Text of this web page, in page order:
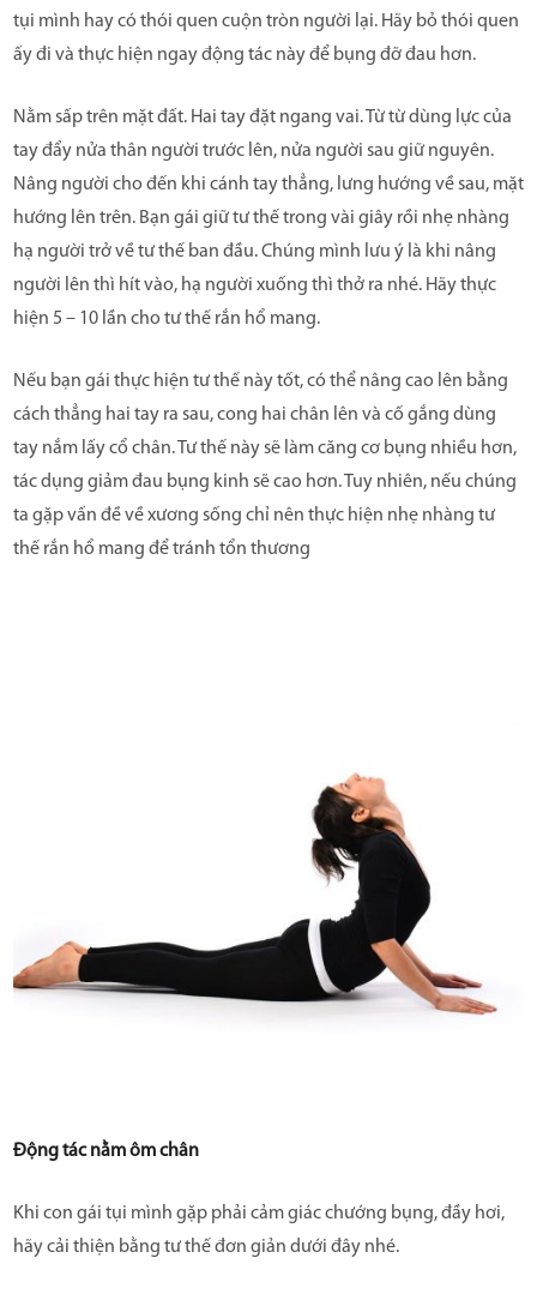
tụi mình hay có thói quen cuộn tròn người lại. Hãy bỏ thói quen
ấy đi và thực hiện ngay động tác này để bụng đỡ đau hơn.
Nằm sấp trên mặt đất. Hai tay đặt ngang vai. Từ từ dùng lực của
tay đẩy nửa thân người trước lên, nửa người sau giữ nguyên.
Nâng người cho đến khi cánh tay thẳng, lưng hướng về sau, mặt
hướng lên trên. Bạn gái giữ tư thế trong vài giây rồi nhẹ nhàng
hạ người trở về tư thế ban đầu. Chúng mình lưu ý là khi nâng
người lên thì hít vào, hạ người xuống thì thở ra nhé. Hãy thực
hiện 5 – 10 lần cho tư thế rắn hổ mang.
Nếu bạn gái thực hiện tư thế này tốt, có thể nâng cao lên bằng
cách thẳng hai tay ra sau, cong hai chân lên và cố gắng dùng
tay nắm lấy cổ chân. Tư thế này sẽ làm căng cơ bụng nhiều hơn,
tác dụng giảm đau bụng kinh sẽ cao hơn. Tuy nhiên, nếu chúng
ta gặp vấn đề về xương sống chỉ nên thực hiện nhẹ nhàng tư
thế rắn hổ mang để tránh tổn thương
Động tác nằm ôm chân
Khi con gái tụi mình gặp phải cảm giác chướng bụng, đầy hơi,
hãy cải thiện bằng tư thế đơn giản dưới đây nhé.